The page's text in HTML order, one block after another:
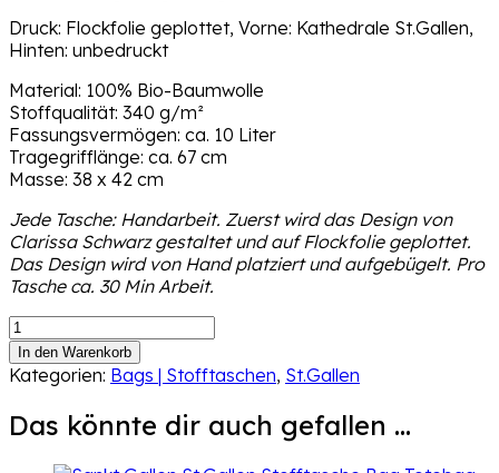
Druck: Flockfolie geplottet, Vorne: Kathedrale St.Gallen,
Hinten: unbedruckt
Material: 100% Bio-Baumwolle
Stoffqualität: 340 g/m²
Fassungsvermögen: ca. 10 Liter
Tragegrifflänge: ca. 67 cm
Masse: 38 x 42 cm
Jede Tasche: Handarbeit. Zuerst wird das Design von
Clarissa Schwarz gestaltet und auf Flockfolie geplottet.
Das Design wird von Hand platziert und aufgebügelt. Pro
Tasche ca. 30 Min Arbeit.
Stofftasche
Rust«Kathedrale
St.Gallen»
Menge
In den Warenkorb
Kategorien: Bags | Stofftaschen, St.Gallen
Das könnte dir auch gefallen …